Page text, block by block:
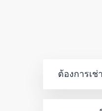
ต้องการเช่